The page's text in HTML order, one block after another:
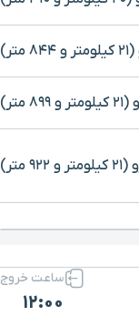
ساعت خروج
12:00